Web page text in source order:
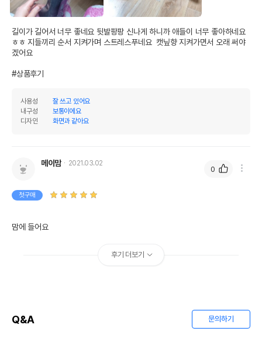
길이가 길어서 너무 좋네요 뒷발팡팡 신나게 하니까 애들이 너무 좋아하네요
ㅎㅎ 지들끼리 순서 지켜가며 스트레스푸네요  캣닢향 지켜가면서 오래 써야
겠어요
#상품후기
사용성
잘 쓰고 있어요
내구성
보통이에요
디자인
화면과 같아요
메이맘 2021.03.02
첫구매
맘에 들어요
0
후기 더보기
Q&A 문의하기